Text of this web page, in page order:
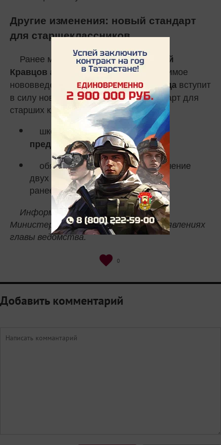
Другие изменения: новый стандарт
для старшеклассников
Ранее министр просвещенияСергей
Кравцов анонсировал ещё одно значимое
нововведение. С1 сентября 2027 года вступит
в силу новый образовательный стандарт для
старших классов. Согласно ему:
школьники смогут изучатьвсе
предметы на базовом уровне;
обязательное углублённое изучение
двух предметов, действовавшее
ранее, отменяется.
Информация основана на письме
Министерства просвещения РФ и заявлениях
главы ведомства.
0
Добавить комментарий